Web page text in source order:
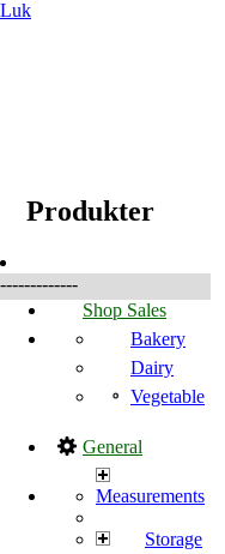
Luk
Produkter
-------------
Shop Sales
Bakery
Dairy
Vegetable
General
Measurements
Storage